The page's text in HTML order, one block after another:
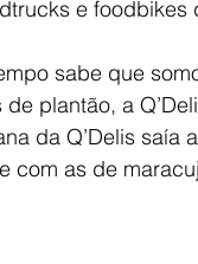
e
sabe que
plantão, a
da Q’Delis saía
com as de